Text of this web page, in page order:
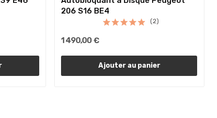
206 S16 BE4
(2)
1 490,00 €
Ajouter au panier